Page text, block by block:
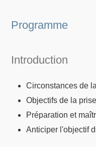
Programme
Introduction
Circonstances de
Objectifs de la
Préparation et
Anticiper l'objectif